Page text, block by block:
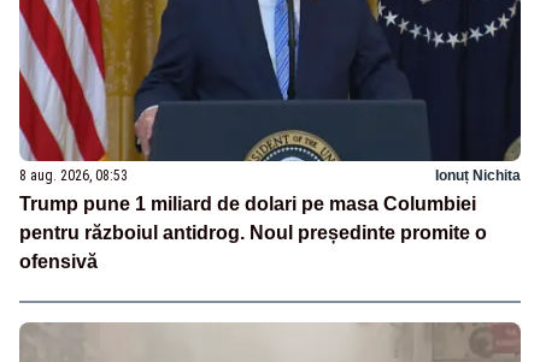
8 aug. 2026, 08:53 Ionuț Nichita
Trump pune 1 miliard de dolari pe masa Columbiei
pentru războiul antidrog. Noul președinte promite o
ofensivă